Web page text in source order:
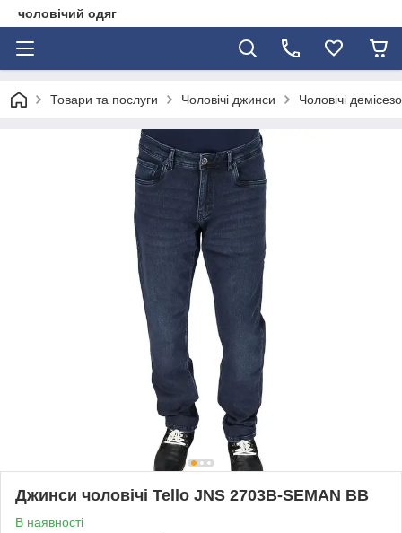
чоловічий одяг
Товари та послуги Чоловічі джинси Чоловічі
Джинси чоловічі Tello JNS 2703B-SEMAN BB
В наявності